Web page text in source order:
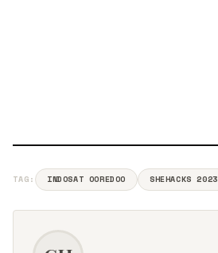
TAG: INDOSAT OOREDOO SHEHACKS 2023